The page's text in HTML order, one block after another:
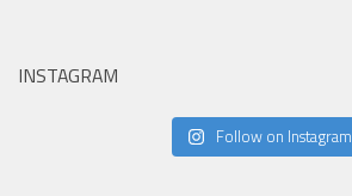
INSTAGRAM
Follow on Instagram